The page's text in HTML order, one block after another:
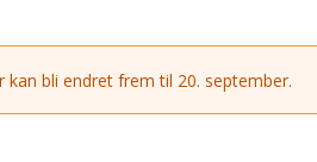
bli endret frem til 20. september.